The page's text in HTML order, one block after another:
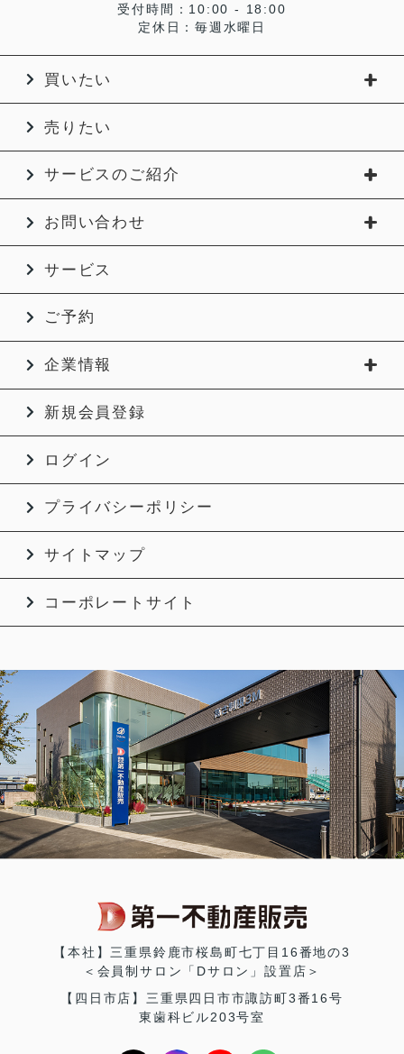
受付時間：10:00 - 18:00
定休日：毎週水曜日
買いたい
売りたい
サービスのご紹介
お問い合わせ
サービス
ご予約
企業情報
新規会員登録
ログイン
プライバシーポリシー
サイトマップ
コーポレートサイト
【本社】三重県鈴鹿市桜島町七丁目16番地の3
＜会員制サロン「Dサロン」設置店＞
【四日市店】三重県四日市市諏訪町3番16号
東歯科ビル203号室